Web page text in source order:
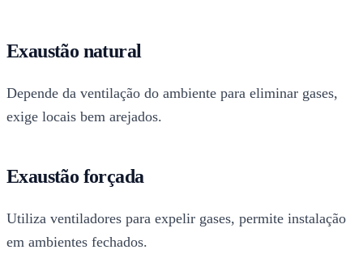
Exaustão natural
Depende da ventilação do ambiente para eliminar gases,
exige locais bem arejados.
Exaustão forçada
Utiliza ventiladores para expelir gases, permite instalação
em ambientes fechados.